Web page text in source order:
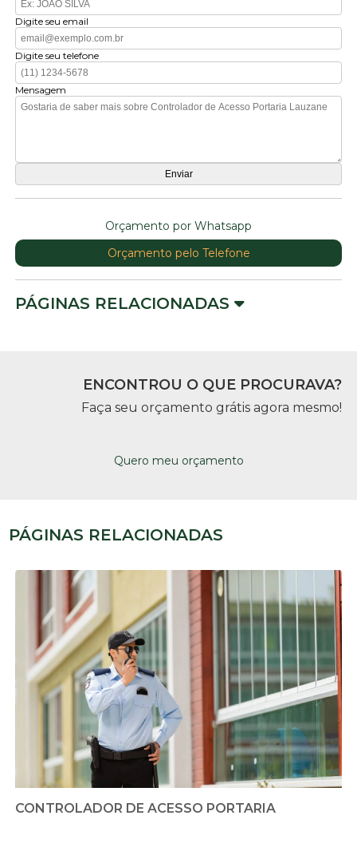
Digite seu email
Digite seu telefone
Mensagem
Orçamento por Whatsapp
Orçamento pelo Telefone
PÁGINAS RELACIONADAS
ENCONTROU O QUE PROCURAVA?
Faça seu orçamento grátis agora mesmo!
Quero meu orçamento
PÁGINAS RELACIONADAS
CONTROLADOR DE ACESSO PORTARIA